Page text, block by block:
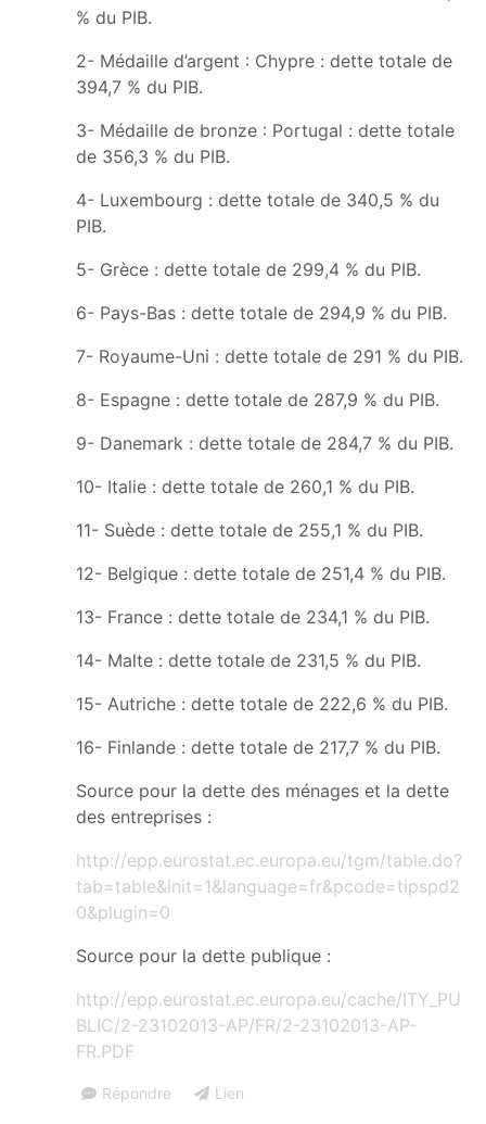
% du PIB.
2- Médaille d’argent : Chypre : dette totale de
394,7 % du PIB.
3- Médaille de bronze : Portugal : dette totale
de 356,3 % du PIB.
4- Luxembourg : dette totale de 340,5 % du
PIB.
5- Grèce : dette totale de 299,4 % du PIB.
6- Pays-Bas : dette totale de 294,9 % du PIB.
7- Royaume-Uni : dette totale de 291 % du PIB.
8- Espagne : dette totale de 287,9 % du PIB.
9- Danemark : dette totale de 284,7 % du PIB.
10- Italie : dette totale de 260,1 % du PIB.
11- Suède : dette totale de 255,1 % du PIB.
12- Belgique : dette totale de 251,4 % du PIB.
13- France : dette totale de 234,1 % du PIB.
14- Malte : dette totale de 231,5 % du PIB.
15- Autriche : dette totale de 222,6 % du PIB.
16- Finlande : dette totale de 217,7 % du PIB.
Source pour la dette des ménages et la dette
des entreprises :
http://epp.eurostat.ec.europa.eu/tgm/table.do?
tab=table&init=1&language=fr&pcode=tipspd2
0&plugin=0
Source pour la dette publique :
http://epp.eurostat.ec.europa.eu/cache/ITY_PU
BLIC/2-23102013-AP/FR/2-23102013-AP-
FR.PDF
Répondre Lien